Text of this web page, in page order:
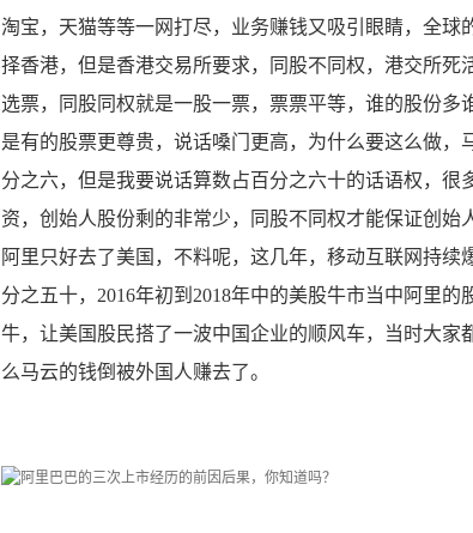
淘宝，天猫等等一网打尽，业务赚钱又吸引眼睛，全球
择香港，但是香港交易所要求，同股不同权，港交所死
选票，同股同权就是一股一票，票票平等，谁的股份多
是有的股票更尊贵，说话嗓门更高，为什么要这么做，
分之六，但是我要说话算数占百分之六十的话语权，很
资，创始人股份剩的非常少，同股不同权才能保证创始
阿里只好去了美国，不料呢，这几年，移动互联网持续
分之五十，2016年初到2018年中的美股牛市当中阿里
牛，让美国股民搭了一波中国企业的顺风车，当时大家
么马云的钱倒被外国人赚去了。